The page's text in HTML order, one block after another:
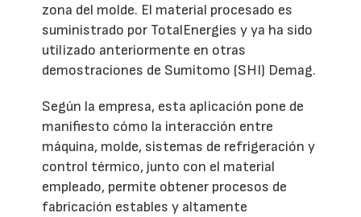
zona del molde. El material procesado es
suministrado por TotalEnergies y ya ha sido
utilizado anteriormente en otras
demostraciones de Sumitomo (SHI) Demag.
Según la empresa, esta aplicación pone de
manifiesto cómo la interacción entre
máquina, molde, sistemas de refrigeración y
control térmico, junto con el material
empleado, permite obtener procesos de
fabricación estables y altamente